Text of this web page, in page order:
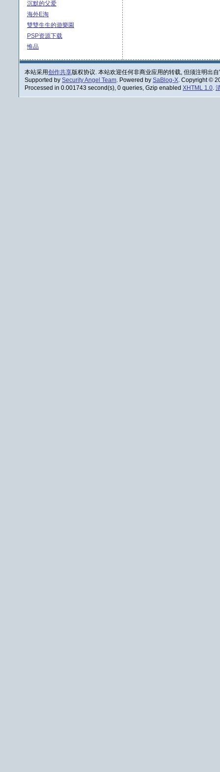
沉默的父爱
海外E淘
雙雙生生的遊樂園
PSP资源下载
惟品
本站采用创作共享版权协议. 本站欢迎任何非商业应用的转载, 但须注明出自
Supported by Security Angel Team. Powered by SaBlog-X. Copyright ©
Processed in 0.001743 second(s), 0 queries, Gzip enabled XHTML 1.0.